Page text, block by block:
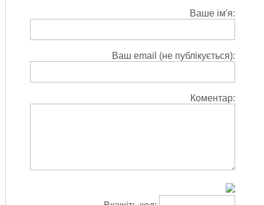
Ваше ім'я:
Ваш email (не публікується):
Коментар: